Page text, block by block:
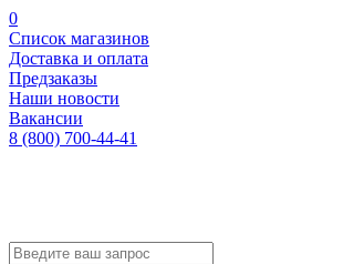
0
Список магазинов
Доставка и оплата
Предзаказы
Наши новости
Вакансии
8 (800) 700-44-41